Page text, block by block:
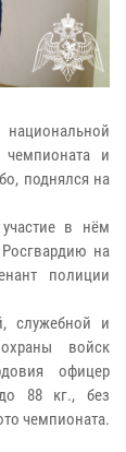
и
поднялся на
в нём
на
полиции
служебной и
войск
офицер
88 кг., без
чемпионата.